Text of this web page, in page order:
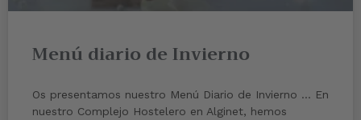
Menú diario de Invierno
Os presentamos nuestro Menú Diario de Invierno … En
nuestro Complejo Hostelero en Alginet, hemos